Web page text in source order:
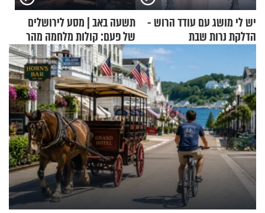
יש לי מושג עם עודד הרוש -
הדלקת נרות שבת
תשעה באב | מסע לירושלים
של פעם: קולות מלחמה מהר
הזיתים